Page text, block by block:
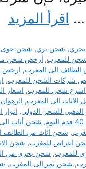
… اقرأ المزيد
, شحن بري, شحن جوى,
للمغرب, أرخص شحن
الطائف الى المغرب, ارخص
شركات الشحن للمغرب,
اسرع شحن للمغرب, اسعار
الى المغرب,
الذهبي للشحن الدولي,
, شحن أثاث
, شحن اثاث من الطائف
اغراض للمغرب, شحن
للمغرب, شحن بحري من
, شحن تمر الى المغرب,